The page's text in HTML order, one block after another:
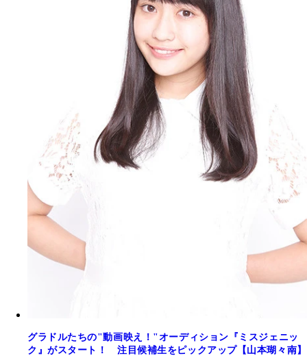
グラドルたちの"動画映え！"オーディション『ミスジェニッ
ク』がスタート！ 注目候補生をピックアップ【山本瑚々南】